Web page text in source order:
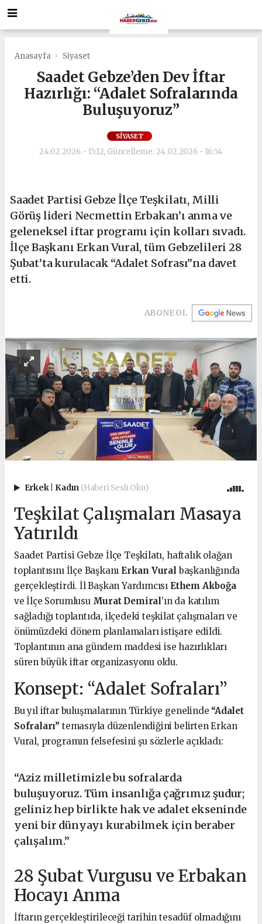
Anasayfa Siyaset
Saadet Gebze’den Dev İftar
Hazırlığı: “Adalet Sofralarında
Buluşuyoruz”
SIYASET
24.02.2026 - 15:12, Güncelleme: 24.02.2026 - 16:54
Saadet Partisi Gebze İlçe Teşkilatı, Milli
Görüş lideri Necmettin Erbakan’ı anma ve
geleneksel iftar programı için kolları sıvadı.
İlçe Başkanı Erkan Vural, tüm Gebzelileri 28
Şubat’ta kurulacak “Adalet Sofrası”na davet
etti.
ABONE OL
Erkek Kadın (Haberi Sesli Oku)
Teşkilat Çalışmaları Masaya
Yatırıldı
Saadet Partisi Gebze İlçe Teşkilatı, haftalık olağan
toplantısını İlçe Başkanı Erkan Vural başkanlığında
gerçekleştirdi. İl Başkan Yardımcısı Ethem Akboğa
ve İlçe Sorumlusu Murat Demiral’ın da katılım
sağladığı toplantıda, ilçedeki teşkilat çalışmaları ve
önümüzdeki dönem planlamaları istişare edildi.
Toplantının ana gündem maddesi ise hazırlıkları
süren büyük iftar organizasyonu oldu.
Konsept: “Adalet Sofraları”
Bu yıl iftar buluşmalarının Türkiye genelinde “Adalet
Sofraları” temasıyla düzenlendiğini belirten Erkan
Vural, programın felsefesini şu sözlerle açıkladı:
“Aziz milletimizle bu sofralarda
buluşuyoruz. Tüm insanlığa çağrımız şudur;
geliniz hep birlikte hak ve adalet ekseninde
yeni bir dünyayı kurabilmek için beraber
çalışalım.”
28 Şubat Vurgusu ve Erbakan
Hocayı Anma
İftarın gerçekleştirileceği tarihin tesadüf olmadığını